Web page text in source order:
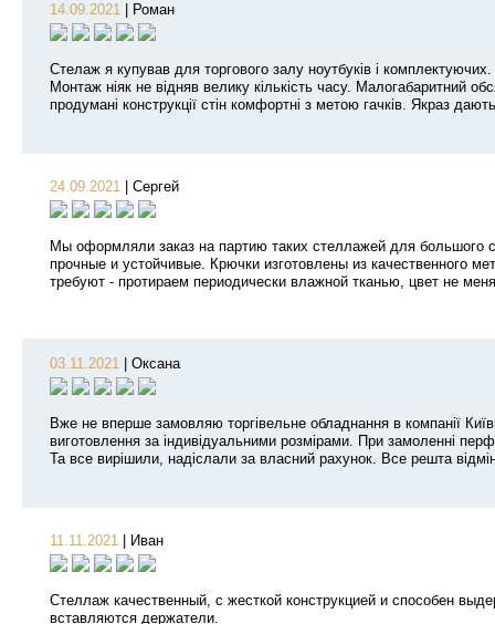
14.09.2021 Роман
Стелаж я купував для торгового залу ноутбуків і
Монтаж ніяк не відняв велику кількість часу. Малогабаритний
продумані конструкції стін комфортні з метою гачків. Якраз
24.09.2021 Сергей
Мы оформляли заказ на партию таких стеллажей для большого
прочные и устойчивые. Крючки изготовлены из качественного
требуют - протираем периодически влажной тканью, цвет не
03.11.2021 Оксана
Вже не вперше замовляю торгівельне обладнання в компанії
виготовлення за індивідуальними розмірами. При замоленні
Та все вирішили, надіслали за власний рахунок. Все решта
11.11.2021 Иван
Стеллаж качественный, с жесткой конструкцией и способен
вставляются держатели.